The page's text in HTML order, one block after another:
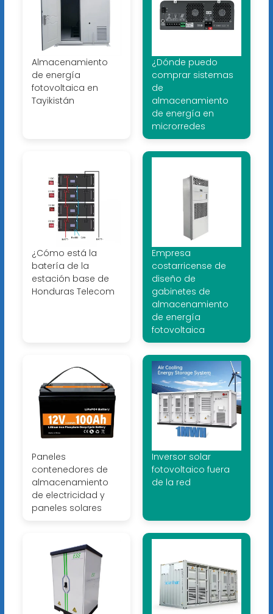
Almacenamiento
de energía
fotovoltaica en
Tayikistán
¿Dónde puedo
comprar sistemas
de
almacenamiento
de energía en
microrredes
¿Cómo está la
batería de la
estación base de
Honduras Telecom
Empresa
costarricense de
diseño de
gabinetes de
almacenamiento
de energía
fotovoltaica
Paneles
contenedores de
almacenamiento
de electricidad y
paneles solares
Inversor solar
fotovoltaico fuera
de la red